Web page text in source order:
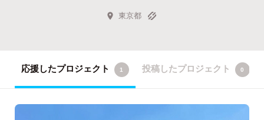
東京都
応援したプロジェクト 1 投稿したプロジェクト 0